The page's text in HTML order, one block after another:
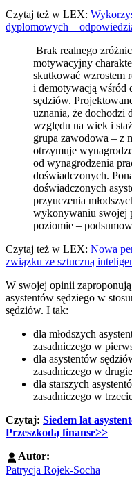
Czytaj też w LEX:
dyplomowych –
Brak realnego
motywacyjny
skutkować wzrostem
i demotywacją wśród
sędziów.
uznania, że dochodzi
względu na wiek i
grupa zawodowa – z
otrzymuje
od wynagrodzenia
doświadczonych.
doświadczonych
przyuczenia
wykonywaniu swojej
poziomie –
Czytaj też w LEX: Nowa
związku ze sztuczną
W swojej opinii
asystentów sędziego w
sędziów. I tak:
dla młodszych
zasadniczego w
dla asystentów
zasadniczego w
dla starszych
zasadniczego w
Czytaj: Siedem lat
Przeszkodą finanse>>
Autor:
Patrycja Rojek-Socha